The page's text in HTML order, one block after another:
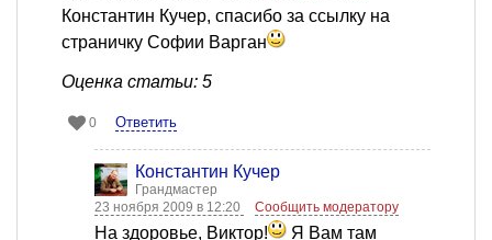
Константин Кучер, спасибо за ссылку на
страничку Софии Варган
Оценка статьи: 5
0 Ответить
Константин Кучер
Грандмастер
23 ноября 2009 в 12:20
Сообщить модератору
На здоровье, Виктор! Я Вам там